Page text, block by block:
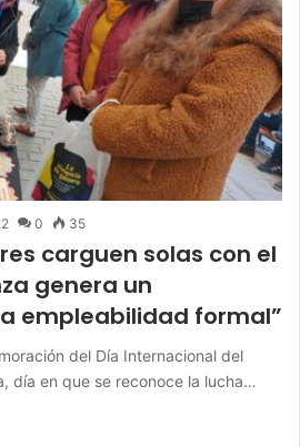
0 35
carguen solas con el
genera un
empleabilidad formal”
del Día Internacional del
día en que se reconoce la lucha…